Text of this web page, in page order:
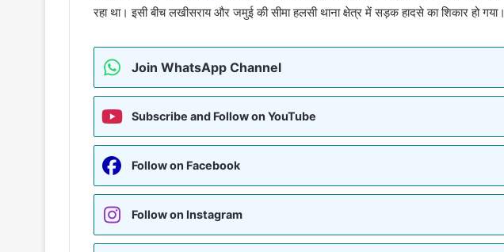
रहा था। इसी बीच लखीसराय और जमुई की सीमा हलसी थाना क्षेत्र में सड़क हादसे का शिकार हो गया।
Join WhatsApp Channel
Subscribe and Follow on YouTube
Follow on Facebook
Follow on Instagram